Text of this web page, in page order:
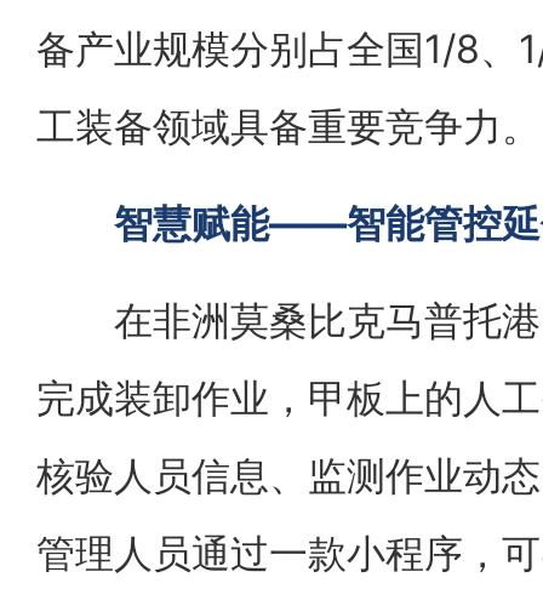
备产业规模分别占全国1/8、
工装备领域具备重要竞争力。
智慧赋能——智能管控延
在非洲莫桑比克马普托港
完成装卸作业，甲板上的人
核验人员信息、监测作业动
管理人员通过一款小程序，